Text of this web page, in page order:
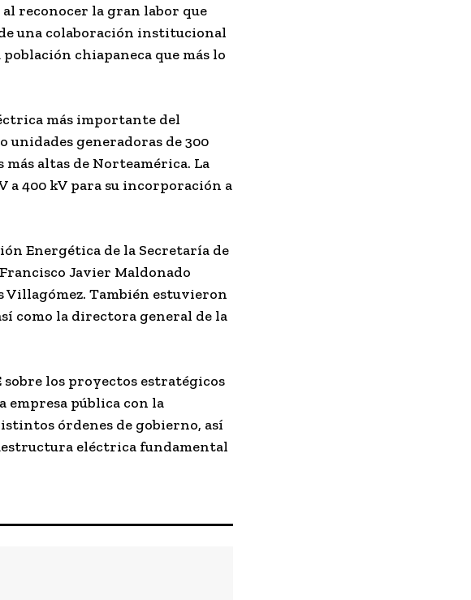
reconocer la gran labor que
una colaboración institucional
chiapaneca que más lo
más importante del
unidades generadoras de 300
altas de Norteamérica. La
a 400 kV para su incorporación a
Energética de la Secretaría de
Javier Maldonado
Villagómez. También estuvieron
como la directora general de la
los proyectos estratégicos
empresa pública con la
órdenes de gobierno, así
eléctrica fundamental